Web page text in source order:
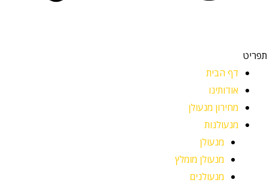
תפריט
דף הבית
אודותינו
מחירון מנעולן
מנעולנות
מנעולן
מנעולן מומלץ
מנעולנים